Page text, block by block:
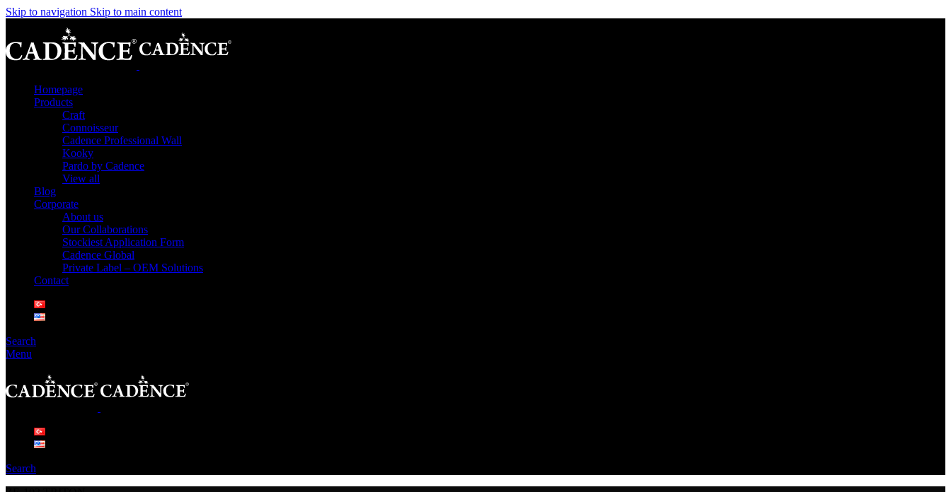
Skip to navigation Skip to main content
Homepage
Products
Craft
Connoisseur
Cadence Professional Wall
Kooky
Pardo by Cadence
View all
Blog
Corporate
About us
Our Collaborations
Stockiest Application Form
Cadence Global
Private Label – OEM Solutions
Contact
Search
Menu
Search